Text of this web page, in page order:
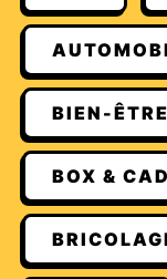
BIEN-ÊTRE
BOX &